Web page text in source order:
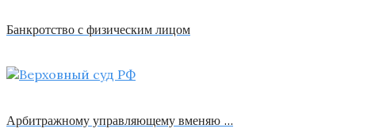
Банкротство с физическим лицом
Арбитражному управляющему вменяю …